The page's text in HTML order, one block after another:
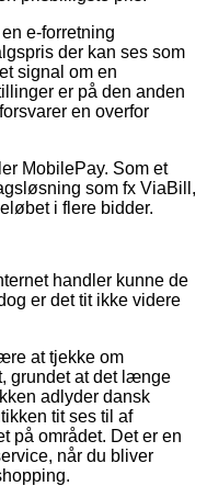
e-forretning
der kan ses som
signal om en
er på den anden
en overfor
MobilePay. Som et
som fx ViaBill,
i flere bidder.
handler kunne de
er det tit ikke videre
at tjekke om
grundet at det længe
adlyder dansk
tit ses til af
på området. Det er en
når du bliver